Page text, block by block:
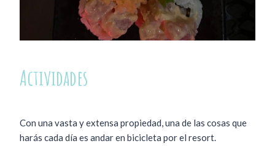
Actividades
Con una vasta y extensa propiedad, una de las cosas que
harás cada día es andar en bicicleta por el resort.